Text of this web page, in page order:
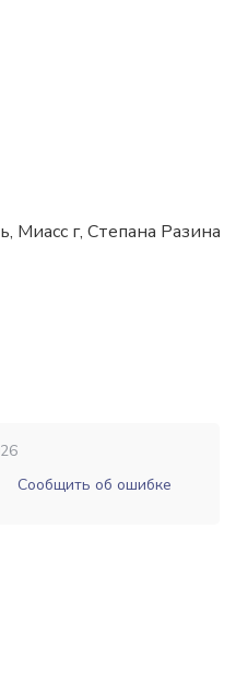
Миасс г, Степана
Сообщить об ошибке